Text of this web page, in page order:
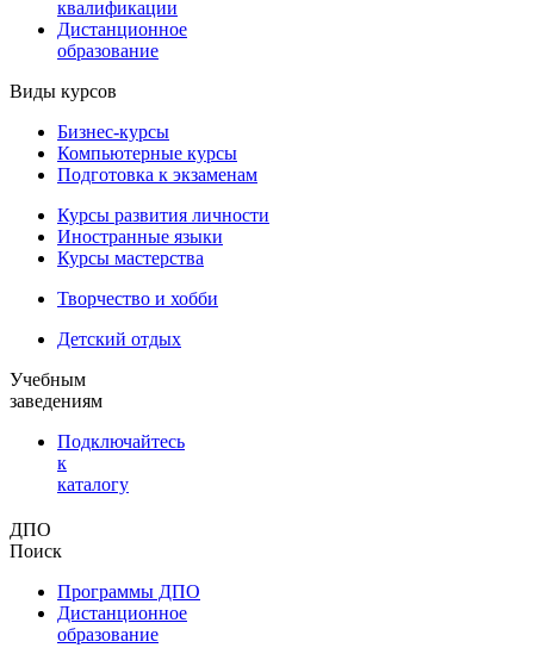
квалификации
Дистанционное
образование
Виды курсов
Бизнес-курсы
Компьютерные курсы
Подготовка к экзаменам
Курсы развития личности
Иностранные языки
Курсы мастерства
Творчество и хобби
Детский отдых
Учебным
заведениям
Подключайтесь
к
каталогу
ДПО
Поиск
Программы ДПО
Дистанционное
образование